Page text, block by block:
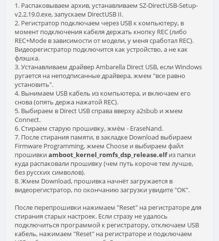
1. Распаковываем архив, устанавливаем SZ-DirectUSB-Setup-
v2.2.19.0.exe, запускаем DirectUSB II.
2. Регистратор подключаем через USB к компьютеру, в
момент подключения кабеля держать кнопку REC (либо
REC+Mode в зависимости от модели, у меня сработал REC).
Видеорегистратор подключится как устройство, а не как
флэшка.
3. Устанавливаем драйвер Ambarella Direct USB, если Windows
ругается на неподписанные драйвера, жмем "все равно
установить".
4. Вынимаем USB кабель из компьютера, и включаем его
снова (опять держа нажатой REC).
5. Выбираем в Direct USB справа вверху a2sbub и жмем
Connect.
6. Стираем старую прошивку, жмём - EraseNand.
7. После стирания памяти, в закладке Download выбираем
Firmware Programming, жмем Choose и выбираем файл
прошивки amboot_kernel_romfs_dsp_release.elfиз папки
куда распаковали прошивку (чем путь короче тем лучше,
без русских символов).
8. Жмем Download, прошивка начнёт загружается в
видеорегистратор, по окончанию загрузки увидите "OK".
После перепрошивки нажимаем "Reset" на регистраторе для
стирания старых настроек. Если стразу не удалось
подключиться программой к регистратору, отключаем USB
кабель, нажимаем "Reset" на регистраторе и подключаем